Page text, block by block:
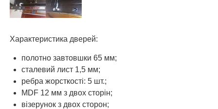
Характеристика дверей:
полотно завтовшки 65 мм;
сталевий лист 1,5 мм;
ребра жорсткості: 5 шт.;
MDF 12 мм з двох сторін;
візерунок з двох сторон;